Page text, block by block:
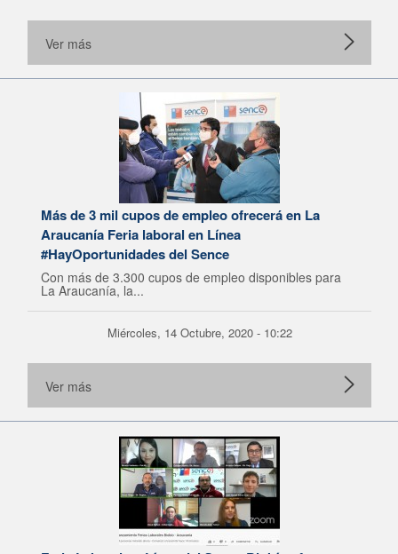
Ver más
Más de 3 mil cupos de empleo ofrecerá en La
Araucanía Feria laboral en Línea
#HayOportunidades del Sence
Con más de 3.300 cupos de empleo disponibles para
La Araucanía, la...
Miércoles, 14 Octubre, 2020 - 10:22
Ver más